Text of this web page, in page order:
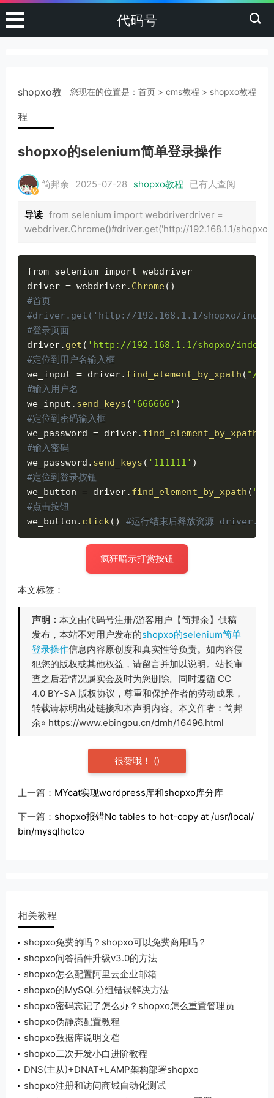
代码号
您现在的位置是：首页 >cms教程 > shopxo教程
shopxo教
程
shopxo的selenium简单登录操作
简邦余 2025-07-28 shopxo教程 已有人查阅
导读 from selenium import webdriverdriver =
webdriver.Chrome()#driver.get('http://192.168.1.1/
from selenium import webdriver
driver = webdriver. Chrome( )
#首页
#driver.get('http: //192.168.1.1/shopxo/
#登录页面
driver. get ( 'http://192.168.1.1/shopxo/
#定位到用户名输入框
we_input = driver. find_element_by_xpath ( "//
#输入用户名
we_input . send_keys ( '666666' )
#定位到密码输入框
we_password = driver. find_element_by_xpath
#输入密码
we_password . send_keys ( '111111' )
#定位到登录按钮
we_button = driver. find_element_by_xpath ( "//
#点击按钮
we_button . click( ) #运行结束后释放资源
疯狂暗示打赏按钮
本文标签：
声明： 本文由代码号注册/游客用户【简邦余】供稿
发布，本站不对用户发布的shopxo的selenium简单
登录操作信息内容原创度和真实性等负责。如内容侵
犯您的版权或其他权益，请留言并加以说明。站长审
查之后若情况属实会及时为您删除。同时遵循 CC
4.0 BY-SA 版权协议，尊重和保护作者的劳动成果，
转载请标明出处链接和本声明内容。本文作者：简邦
余» https://www.ebingou.cn/dmh/16496.html
很赞哦！ ()
上一篇： MYcat实现wordpress库和shopxo库分库
下一篇： shopxo报错No tables to hot-copy at /usr/local/
bin/mysqlhotco
相关教程
shopxo免费的吗？shopxo可以免费商用吗？
shopxo问答插件升级v3.0的方法
shopxo怎么配置阿里云企业邮箱
shopxo的MySQL分组错误解决方法
shopxo密码忘记了怎么办？shopxo怎么重置管理员
密码
shopxo伪静态配置教程
shopxo数据库说明文档
shopxo二次开发小白进阶教程
DNS(主从)+DNAT+LAMP架构部署shopxo
shopxo注册和访问商城自动化测试